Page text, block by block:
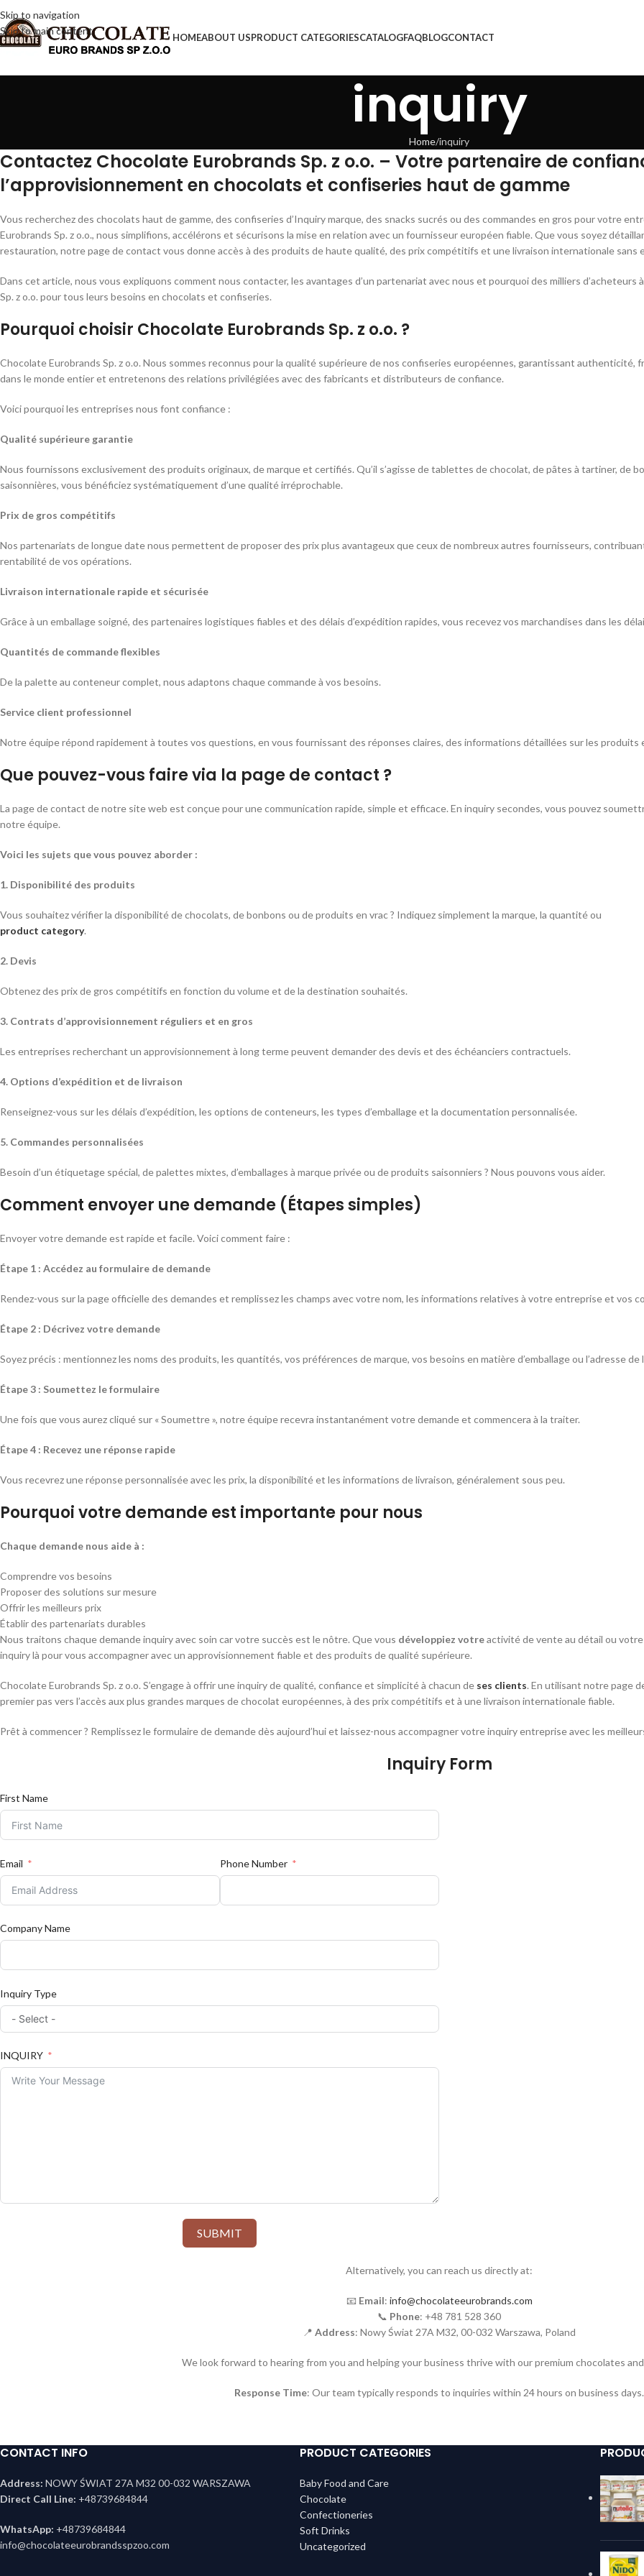
Skip to navigation
Skip to main content
HOMEABOUT USPRODUCT CATEGORIESCATALOGFAQBLOGCONTACT
inquiry
Home inquiry
Contactez Chocolate Eurobrands Sp. z o.o. – Votre partenaire de
l’approvisionnement en chocolats et confiseries haut de gamme
Vous recherchez des chocolats haut de gamme, des confiseries d’Inquiry marque, des snacks sucrés ou des commandes en gros pour votre
Eurobrands Sp. z o.o., nous simplifions, accélérons et sécurisons la mise en relation avec un fournisseur européen fiable. Que vous soyez
restauration, notre page de contact vous donne accès à des produits de haute qualité, des prix compétitifs et une livraison internationale sans
Dans cet article, nous vous expliquons comment nous contacter, les avantages d’un partenariat avec nous et pourquoi des milliers
Sp. z o.o. pour tous leurs besoins en chocolats et confiseries.
Pourquoi choisir Chocolate Eurobrands Sp. z o.o. ?
Chocolate Eurobrands Sp. z o.o. Nous sommes reconnus pour la qualité supérieure de nos confiseries européennes, garantissant
dans le monde entier et entretenons des relations privilégiées avec des fabricants et distributeurs de confiance.
Voici pourquoi les entreprises nous font confiance :
Qualité supérieure garantie
Nous fournissons exclusivement des produits originaux, de marque et certifiés. Qu’il s’agisse de tablettes de chocolat, de pâtes à tartiner, de
saisonnières, vous bénéficiez systématiquement d’une qualité irréprochable.
Prix de gros compétitifs
Nos partenariats de longue date nous permettent de proposer des prix plus avantageux que ceux de nombreux autres fournisseurs,
rentabilité de vos opérations.
Livraison internationale rapide et sécurisée
Grâce à un emballage soigné, des partenaires logistiques fiables et des délais d’expédition rapides, vous recevez vos marchandises dans les
Quantités de commande flexibles
De la palette au conteneur complet, nous adaptons chaque commande à vos besoins.
Service client professionnel
Notre équipe répond rapidement à toutes vos questions, en vous fournissant des réponses claires, des informations détaillées sur les produits
Que pouvez-vous faire via la page de contact ?
La page de contact de notre site web est conçue pour une communication rapide, simple et efficace. En inquiry secondes, vous pouvez
notre équipe.
Voici les sujets que vous pouvez aborder :
1. Disponibilité des produits
Vous souhaitez vérifier la disponibilité de chocolats, de bonbons ou de produits en vrac ? Indiquez simplement la marque, la quantité ou
product category.
2. Devis
Obtenez des prix de gros compétitifs en fonction du volume et de la destination souhaités.
3. Contrats d’approvisionnement réguliers et en gros
Les entreprises recherchant un approvisionnement à long terme peuvent demander des devis et des échéanciers contractuels.
4. Options d’expédition et de livraison
Renseignez-vous sur les délais d’expédition, les options de conteneurs, les types d’emballage et la documentation personnalisée.
5. Commandes personnalisées
Besoin d’un étiquetage spécial, de palettes mixtes, d’emballages à marque privée ou de produits saisonniers ? Nous pouvons vous aider.
Comment envoyer une demande (Étapes simples)
Envoyer votre demande est rapide et facile. Voici comment faire :
Étape 1 : Accédez au formulaire de demande
Rendez-vous sur la page officielle des demandes et remplissez les champs avec votre nom, les informations relatives à votre entreprise et vos
Étape 2 : Décrivez votre demande
Soyez précis : mentionnez les noms des produits, les quantités, vos préférences de marque, vos besoins en matière d’emballage ou l’adresse de
Étape 3 : Soumettez le formulaire
Une fois que vous aurez cliqué sur « Soumettre », notre équipe recevra instantanément votre demande et commencera à la traiter.
Étape 4 : Recevez une réponse rapide
Vous recevrez une réponse personnalisée avec les prix, la disponibilité et les informations de livraison, généralement sous peu.
Pourquoi votre demande est importante pour nous
Chaque demande nous aide à :
Comprendre vos besoins
Proposer des solutions sur mesure
Offrir les meilleurs prix
Établir des partenariats durables
Nous traitons chaque demande inquiry avec soin car votre succès est le nôtre. Que vous développiez votreactivité de vente au détail ou
inquiry là pour vous accompagner avec un approvisionnement fiable et des produits de qualité supérieure.
Chocolate Eurobrands Sp. z o.o. S’engage à offrir une inquiry de qualité, confiance et simplicité à chacun de ses clients. En utilisant notre page
premier pas vers l’accès aux plus grandes marques de chocolat européennes, à des prix compétitifs et à une livraison internationale fiable.
Prêt à commencer ? Remplissez le formulaire de demande dès aujourd’hui et laissez-nous accompagner votre inquiry entreprise avec les
Inquiry Form
First Name
Email Phone Number
Company Name
Inquiry Type
INQUIRY
SUBMIT
Alternatively, you can reach us directly at:
📧 Email: info@chocolateeurobrands.com
📞 Phone: +48 781 528 360
📍 Address: Nowy Świat 27A M32, 00-032 Warszawa, Poland
We look forward to hearing from you and helping your business thrive with our premium chocolates
Response Time: Our team typically responds to inquiries within 24 hours on business days.
CONTACT INFO
Address: NOWY ŚWIAT 27A M32 00-032 WARSZAWA
Direct Call Line: +48739684844
WhatsApp: +48739684844
info@chocolateeurobrandsspzoo.com
PRODUCT CATEGORIES
Baby Food and Care
Chocolate
Confectioneries
Soft Drinks
Uncategorized